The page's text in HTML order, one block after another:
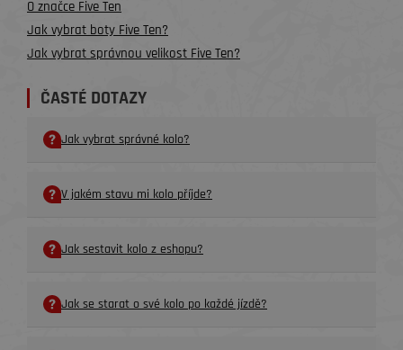
O značce Five Ten
Jak vybrat boty Five Ten?
Jak vybrat správnou velikost Five Ten?
ČASTÉ DOTAZY
Jak vybrat správné kolo?
V jakém stavu mi kolo příjde?
Jak sestavit kolo z eshopu?
Jak se starat o své kolo po každé jízdě?